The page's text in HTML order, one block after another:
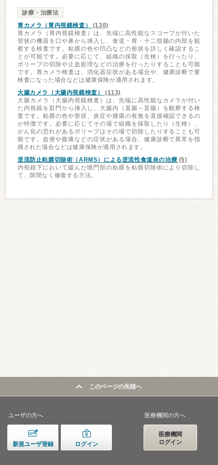
診療・治療法
胃カメラ（胃内視鏡検査）
(130)
胃カメラ（胃内視鏡検査）は、先端に高性能なスコープが付いた
管状の機器を口や鼻から挿入し、食道・胃・十二指腸の内部を観
察する検査です。粘膜の色や凹凸などの形状を詳しく確認するこ
とが可能です。必要に応じて、組織の採取（生検）を行ったり、
ポリープの切除や止血処理などの治療を行ったりすることも可能
です。胃カメラ検査は、消化器症状がある場合や、健康診断で要
検査になった場合などは健康保険が適用されます。
大腸カメラ（大腸内視鏡検査）
(113)
大腸カメラ（大腸内視鏡検査）は、先端に高性能なカメラが付い
た内視鏡を肛門から挿入し、大腸内（直腸～盲腸）を観察する検
査です。粘膜の色や形状、炎症や腫瘍の有無を直接確認できるの
が特徴です。必要に応じてその場で組織を採取したり（生検）、
がん化の恐れがあるポリープはその場で切除したりすることも可
能です。血便や腹痛などの症状がある場合、健康診断で異常を指
摘された場合などは健康保険が適用されます。
逆流防止粘膜切除術（ARMS）による逆流性食道炎の治療 (5)
内視鏡下において緩んだ噴門部の粘膜を粘膜切除術により切除し
て、隙間なく修復する方法。
このページの先頭へ
ユーザの方へ
新規ユーザ登録 ログイン
医療機関の方へ
医療機関
ログイン